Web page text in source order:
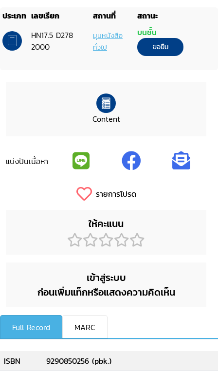
ประเภท เลขเรียก สถานที่
สถานะ
HN17.5 D278
2000
มุมหนังสือ
ทั่วไป
บนชั้น
ขอยืม
Content
แบ่งปันเนื้อหา
รายการโปรด
ให้คะแนน
เข้าสู่ระบบ
ก่อนเพิ่มแท็กหรือแสดงความคิดเห็น
Full Record MARC
ISBN
9290850256 (pbk.)